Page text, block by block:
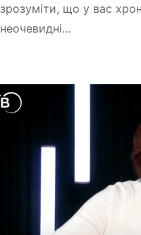
зрозуміти, що у вас
неочевидні...